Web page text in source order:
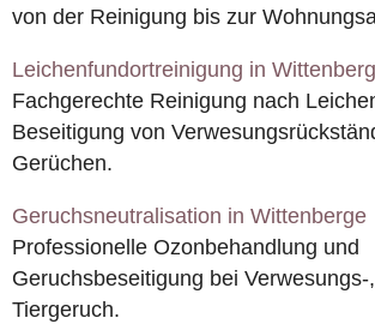
von der Reinigung bis zur
Leichenfundortreinigung in
Fachgerechte Reinigung nach
Beseitigung von
Gerüchen.
Geruchsneutralisation in Wittenberge
Professionelle Ozonbehandlung und
Geruchsbeseitigung bei
Tiergeruch.